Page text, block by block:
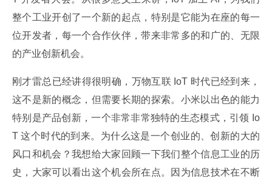
整个工业开创了一个新的起点，特别是它能为在座的每一
位开发者，每一个合作伙伴，带来非常多的和广的、无限
的产业创新机会。
刚才雷总已经讲得很明确，万物互联 IoT 时代已经到来，
这不是新的概念，但需要长期的探索。小米以出色的能力
特别是产品创新，一个非常非常独特的生态模式，引领 Io
T 这个时代的到来。为什么这是一个创业的、创新的大的
风口和机会？我想给大家回顾一下我们整个信息工业的历
史，大家可以看出这个机会所在点。因为信息技术在不断